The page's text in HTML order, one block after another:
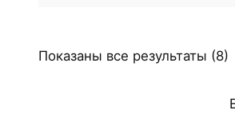
Показаны все результаты (8)